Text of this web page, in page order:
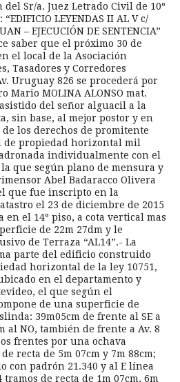
del Sr/a. Juez Letrado Civil de 10º
LEYENDAS II AL V c/
– EJECUCIÓN DE SENTENCIA”
saber que el próximo 30 de
el local de la Asociación
Tasadores y Corredores
Uruguay 826 se procederá por
MOLINA ALONSO mat.
del señor alguacil a la
sin base, al mejor postor y en
los derechos de promitente
de propiedad horizontal mil
individualmente con el
la que según plano de mensura y
Abel Badaracco Olivera
que fue inscripto en la
el 23 de diciembre de 2015
en el 14º piso, a cota vertical mas
de 22m 27dm y le
de Terraza “AL14”.- La
parte del edificio construido
horizontal de la ley 10751,
en el departamento y
el que según el
de una superficie de
39m05cm de frente al SE a
al NO, también de frente a Av. 8
frentes por una ochava
recta de 5m 07cm y 7m 88cm;
con padrón 21.340 y al E línea
de recta de 1m 07cm, 6m